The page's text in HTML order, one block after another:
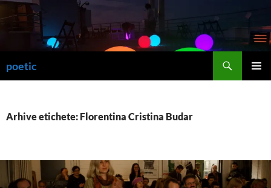
la
poetic
Arhive etichete: Florentina Cristina Budar